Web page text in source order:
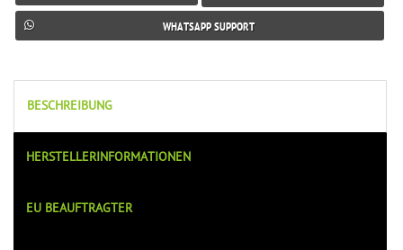
WHATSAPP SUPPORT
BESCHREIBUNG
HERSTELLERINFORMATIONEN
EU BEAUFTRAGTER